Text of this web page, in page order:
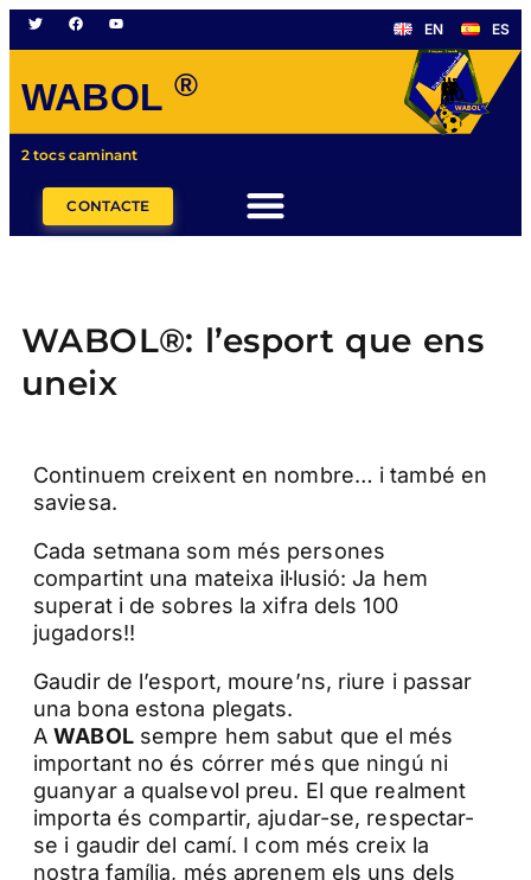
EN ES
WABOL ®
2 tocs caminant
CONTACTE
WABOL®: l’esport que ens
uneix
Continuem creixent en nombre… i també en
saviesa.
Cada setmana som més persones
compartint una mateixa il·lusió: Ja hem
superat i de sobres la xifra dels 100
jugadors!!
Gaudir de l’esport, moure’ns, riure i passar
una bona estona plegats.
AWABOLsempre hem sabut que el més
important no és córrer més que ningú ni
guanyar a qualsevol preu. El que realment
importa és compartir, ajudar-se, respectar-
se i gaudir del camí. I com més creix la
nostra família, més aprenem els uns dels